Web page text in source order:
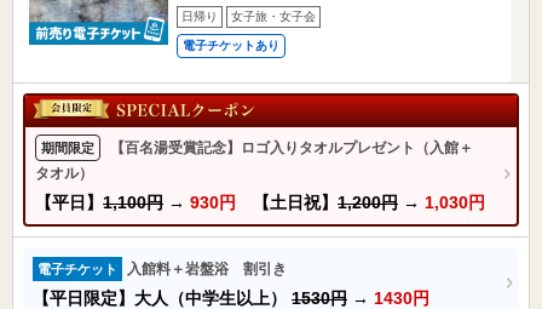
日帰り 女子旅・女子会
電子チケットあり
期間限定
【百名湯受賞記念】ロゴ入りタオルプレゼント（入館＋
タオル）
【平日】 1,100円 → 930円 【土日祝】 1,200円 → 1,030円
電子チケット 入館料＋岩盤浴 割引き
【平日限定】大人（中学生以上） 1530円 → 1430円